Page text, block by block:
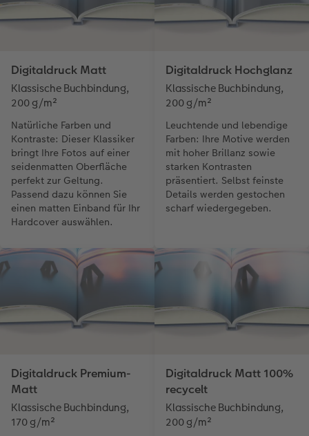
Digitaldruck Matt
Klassische Buchbindung,
200 g/m²
Natürliche Farben und
Kontraste: Dieser Klassiker
bringt Ihre Fotos auf einer
seidenmatten Oberfläche
perfekt zur Geltung.
Passend dazu können Sie
einen matten Einband für Ihr
Hardcover auswählen.
Digitaldruck Hochglanz
Klassische Buchbindung,
200 g/m²
Leuchtende und lebendige
Farben: Ihre Motive werden
mit hoher Brillanz sowie
starken Kontrasten
präsentiert. Selbst feinste
Details werden gestochen
scharf wiedergegeben.
Digitaldruck Premium-
Matt
Klassische Buchbindung,
170 g/m²
Digitaldruck Matt 100%
recycelt
Klassische Buchbindung,
200 g/m²